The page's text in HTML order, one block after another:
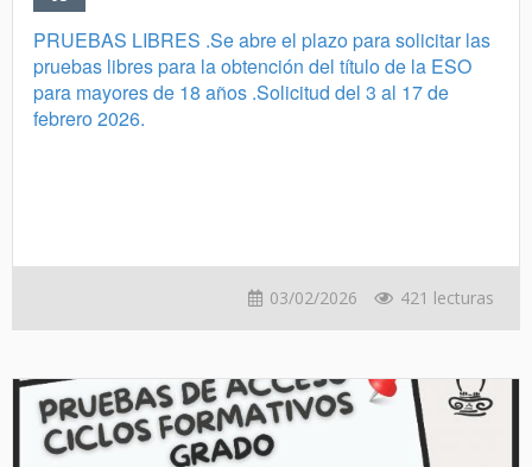
PRUEBAS LIBRES .Se abre el plazo para solicitar las
pruebas libres para la obtención del título de la ESO
para mayores de 18 años .Solicitud del 3 al 17 de
febrero 2026.
03/02/2026 421 lecturas